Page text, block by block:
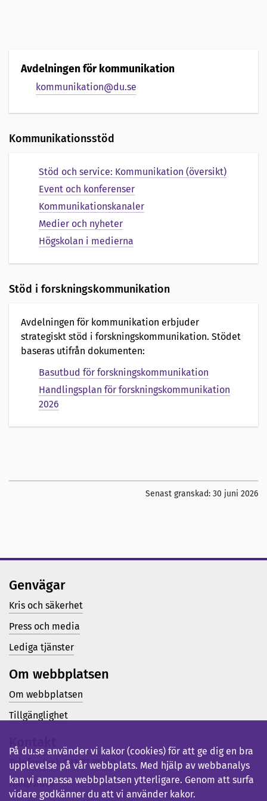
Avdelningen för kommunikation
kommunikation@du.se
Kommunikationsstöd
Stöd och service: Kommunikation (översikt)
Event och konferenser
Kommunikationskanaler
Medier och nyheter
Högskolan i medierna
Stöd i forskningskommunikation
Avdelningen för kommunikation erbjuder
strategiskt stöd i forskningskommunikation. Stödet
baseras utifrån dokumenten:
Basutbud för forskningskommunikation
Handlingsplan för forskningskommunikation
2026
Senast granskad: 30 juni 2026
Genvägar
Kris och säkerhet
Press och media
Lediga tjänster
Om webbplatsen
Om webbplatsen
Tillgänglighet
Kontakt
Telefon (vx): 023-77 80 00
Hjälpsidor
På du.se använder vi kakor (cookies) för att ge dig en bra
upplevelse på vår webbplats. Med hjälp av webbanalys
kan vi anpassa webbplatsen ytterligare. Genom att surfa
vidare godkänner du att vi använder kakor.